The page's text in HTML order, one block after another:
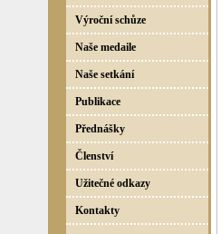
Výroční schůze
Naše medaile
Naše setkání
Publikace
Přednášky
Členství
Užitečné odkazy
Kontakty